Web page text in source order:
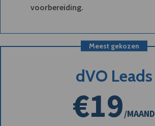
voorbereiding.
Meest gekozen
dVO Leads
€19/MAAND